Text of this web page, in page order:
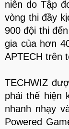
niên do Tập
vòng thi đầy
900 đội thi
gia của hơn
APTECH trên
TECHWIZ
phải thể hiện
nhanh nhạy
Powered